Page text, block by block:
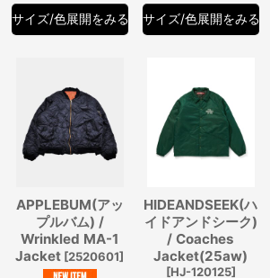
サイズ/色展開をみる サイズ/色展開をみる
APPLEBUM(アッ
プルバム) /
Wrinkled MA-1
Jacket [2520601]
HIDEANDSEEK(ハ
イドアンドシーク)
/ Coaches
Jacket(25aw)
[HJ-120125]